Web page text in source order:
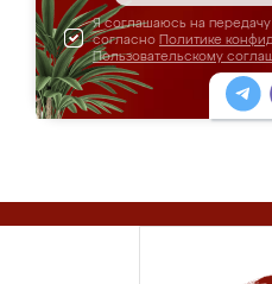
Я соглашаюсь на
согласно Политике
Пользовательскому